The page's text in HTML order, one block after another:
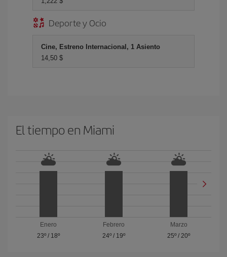
Deporte y Ocio
Cine, Estreno Internacional, 1 Asiento
14,50 $
El tiempo en Miami
Enero
23º/ 18º
Febrero
24º/ 19º
Marzo
25º /20º